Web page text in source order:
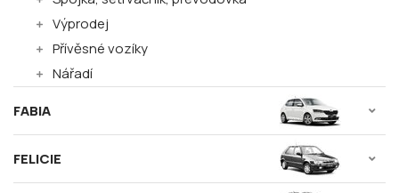
Výprodej
Přívěsné vozíky
Nářadí
FABIA
FELICIE